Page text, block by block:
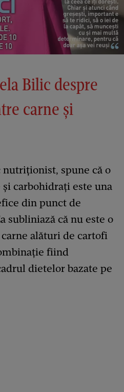
Bilic despre
carne și
spune că o
carbohidrați este una
din punct de
subliniază că nu este o
carne alături de cartofi
fiind
dietelor bazate pe